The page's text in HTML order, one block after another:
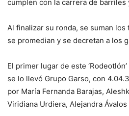
cumplen con la carrera de barriles
Al finalizar su ronda, se suman
se promedian y se decretan a los
El primer lugar de este
se lo llevó Grupo Garso, con
por María Fernanda Barajas,
Viridiana Urdiera, Alejandra Ávalos